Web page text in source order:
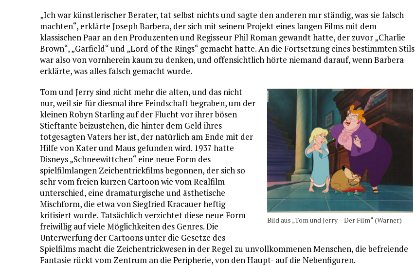
„Ich war künstlerischer Berater, tat selbst nichts und sagte den anderen nur ständig, was sie falsch
machten“, erklärte Joseph Barbera, der sich mit seinem Projekt eines langen Films mit dem
klassischen Paar an den Produzenten und Regisseur Phil Roman gewandt hatte, der zuvor „Charlie
Brown“, „Garfield“ und „Lord of the Rings“ gemacht hatte. An die Fortsetzung eines bestimmten Stils
war also von vornherein kaum zu denken, und offensichtlich hörte niemand darauf, wenn Barbera
erklärte, was alles falsch gemacht wurde.
Bild aus „Tom und Jerry – Der Film“ (Warner)
Tom und Jerry sind nicht mehr die alten, und das nicht
nur, weil sie für diesmal ihre Feindschaft begraben, um der
kleinen Robyn Starling auf der Flucht vor ihrer bösen
Stieftante beizustehen, die hinter dem Geld ihres
totgesagten Vaters her ist, der natürlich am Ende mit der
Hilfe von Kater und Maus gefunden wird. 1937 hatte
Disneys „Schneewittchen“ eine neue Form des
spielfilmlangen Zeichentrickfilms begonnen, der sich so
sehr vom freien kurzen Cartoon wie vom Realfilm
unterschied, eine dramaturgische und ästhetische
Mischform, die etwa von Siegfried Kracauer heftig
kritisiert wurde. Tatsächlich verzichtet diese neue Form
freiwillig auf viele Möglichkeiten des Genres. Die
Unterwerfung der Cartoons unter die Gesetze des
Spielfilms macht die Zeichentrickwesen in der Regel zu unvollkommenen Menschen, die befreiende
Fantasie rückt vom Zentrum an die Peripherie, von den Haupt- auf die Nebenfiguren.